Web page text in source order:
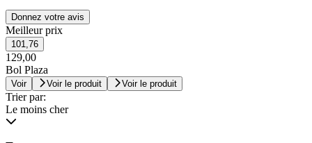
Donnez votre avis
Meilleur prix
101,76
129,00
Bol Plaza
Voir Voir le produit Voir le produit
Trier par:
Le moins cher